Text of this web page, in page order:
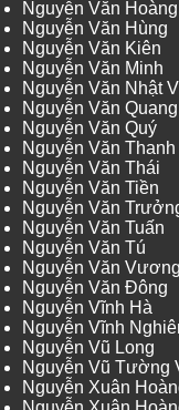
Nguyễn Văn Hoàng
Nguyễn Văn Hùng
Nguyễn Văn Kiên
Nguyễn Văn Minh
Nguyễn Văn Nhật
Nguyễn Văn Quang
Nguyễn Văn Quý
Nguyễn Văn Thanh
Nguyễn Văn Thái
Nguyễn Văn Tiền
Nguyễn Văn
Nguyễn Văn Tuấn
Nguyễn Văn Tú
Nguyễn Văn
Nguyễn Văn Đông
Nguyễn Vĩnh Hà
Nguyễn Vĩnh
Nguyễn Vũ Long
Nguyễn Vũ Tường
Nguyễn Xuân